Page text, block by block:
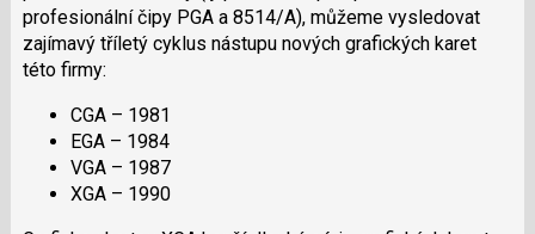
profesionální čipy PGA a 8514/A), můžeme vysledovat
zajímavý tříletý cyklus nástupu nových grafických karet
této firmy:
CGA – 1981
EGA – 1984
VGA – 1987
XGA – 1990